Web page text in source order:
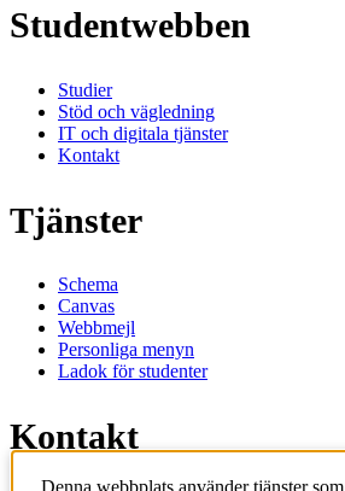
Studentwebben
Studier
Stöd och vägledning
IT och digitala tjänster
Kontakt
Tjänster
Schema
Canvas
Webbmejl
Personliga menyn
Ladok för studenter
Kontakt
Denna webbplats använder tjänster